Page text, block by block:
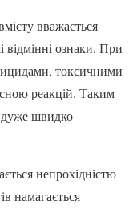
вважається
відмінні ознаки. При
токсичними
реакцій. Таким
дуже швидко
непрохідністю
намагається